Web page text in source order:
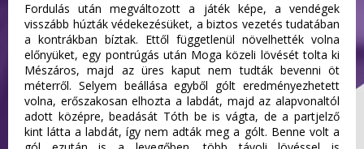
Fordulás után megváltozott a játék képe, a vendégek
visszább húzták védekezésüket, a biztos vezetés tudatában
a kontrákban bíztak. Ettől függetlenül növelhették volna
előnyüket, egy pontrúgás után Moga közeli lövését tolta ki
Mészáros, majd az üres kaput nem tudták bevenni öt
méterről. Selyem beállása egyből gólt eredményezhetett
volna, erőszakosan elhozta a labdát, majd az alapvonaltól
adott középre, beadását Tóth be is vágta, de a partjelző
kint látta a labdát, így nem adták meg a gólt. Benne volt a